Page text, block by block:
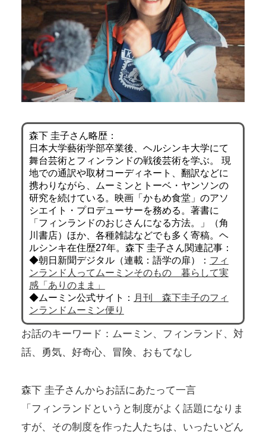
森下 圭子さん略歴：
日本大学藝術学部卒業後、ヘルシンキ大学にて
舞台芸術とフィンランドの戦後芸術を学ぶ。 現
地での通訳や取材コーディネート、翻訳などに
携わりながら、ムーミンとトーベ・ヤンソンの
研究を続けている。映画「かもめ食堂」のアソ
シエイト・プロデューサーを務める。著書に
「フィンランドのおじさんになる方法。」（角
川書店）ほか、各種雑誌などでも多く寄稿。ヘ
ルシンキ在住歴27年。森下 圭子さん関連記事：
◆朝日新聞デジタル（連載：語学の扉）： フィ
ンランド人ってムーミンそのもの 暮らして実
感「ありのまま」
◆ムーミン公式サイト： 月刊 森下圭子のフィ
ンランドムーミン便り
お話のキーワード：ムーミン、フィンランド、対
話、勇気、好奇心、冒険、おもてなし
森下 圭子さんからお話にあたって一言
「フィンランドというと制度がよく話題になりま
すが、その制度を作った人たちは、いったいどん